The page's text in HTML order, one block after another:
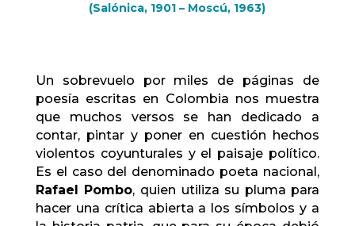
(Salónica, 1901 – Moscú, 1963)
Un sobrevuelo por miles de páginas de
poesía escritas en Colombia nos muestra
que muchos versos se han dedicado a
contar, pintar y poner en cuestión hechos
violentos coyunturales y el paisaje político.
Es el caso del denominado poeta nacional,
Rafael Pombo, quien utiliza su pluma para
hacer una crítica abierta a los símbolos y a